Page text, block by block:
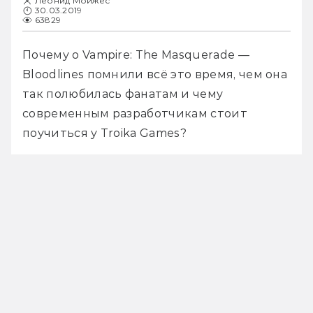
30.03.2019
63829
Почему о Vampire: The Masquerade —
Bloodlines помнили всё это время, чем она
так полюбилась фанатам и чему
современным разработчикам стоит
поучиться у Troika Games?